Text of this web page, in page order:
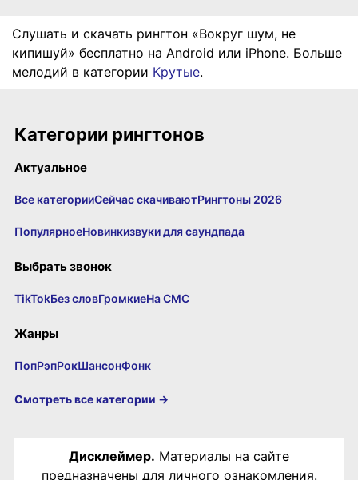
Слушать и скачать рингтон «Вокруг шум, не
кипишуй» бесплатно на Android или iPhone. Больше
мелодий в категории Крутые.
Категории рингтонов
Актуальное
Все категорииСейчас скачиваютРингтоны 2026
ПопулярноеНовинкизвуки для саундпада
Выбрать звонок
TikTokБез словГромкиеНа СМС
Жанры
ПопРэпРокШансонФонк
Смотреть все категории →
Дисклеймер. Материалы на сайте
предназначены для личного ознакомления.